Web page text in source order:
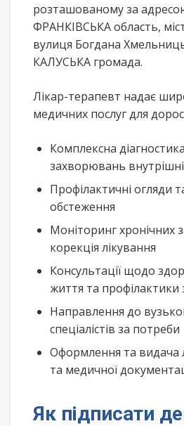
розташованому за
ФРАНКІВСЬКА область,
вулиця Богдана
КАЛУСЬКА громада.
Лікар-терапевт надає
медичних послуг для
Комплексна
захворювань
Профілактичні огляди
обстеження
Моніторинг хронічних
корекція лікування
Консультації щодо
життя та
Направлення до
спеціалістів за потреби
Оформлення та видача
та медичної
Як підписати